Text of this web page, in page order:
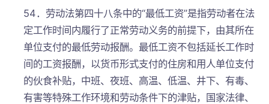
54．劳动法第四十八条中的“最低工资”是指劳动者在法
定工作时间内履行了正常劳动义务的前提下，由其所在
单位支付的最低劳动报酬。最低工资不包括延长工作时
间的工资报酬，以货币形式支付的住房和用人单位支付
的伙食补贴，中班、夜班、高温、低温、井下、有毒、
有害等特殊工作环境和劳动条件下的津贴，国家法律、